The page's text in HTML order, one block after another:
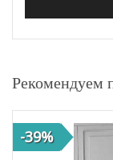
Рекомендуем
-39%